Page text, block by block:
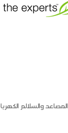
المصاعد والسلالم